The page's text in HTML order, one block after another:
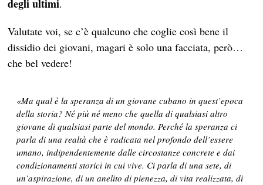
degli ultimi.
Valutate voi, se c’è qualcuno che coglie così bene il
dissidio dei giovani, magari è solo una facciata, però…
che bel vedere!
«Ma qual è la speranza di un giovane cubano in quest’epoca
della storia? Né più né meno che quella di qualsiasi altro
giovane di qualsiasi parte del mondo. Perché la speranza ci
parla di una realtà che è radicata nel profondo dell’essere
umano, indipendentemente dalle circostanze concrete e dai
condizionamenti storici in cui vive. Ci parla di una sete, di
un’aspirazione, di un anelito di pienezza, di vita realizzata, di